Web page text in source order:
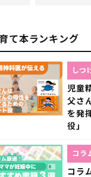
て本ランキング
児童
父さ
を発
役」
しつ
コラ
コラ